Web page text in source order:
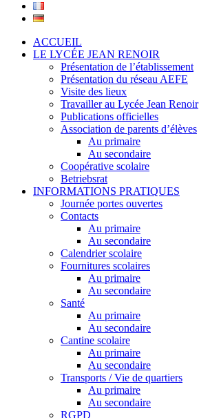
ACCUEIL
LE LYCÉE JEAN RENOIR
Présentation de l’établissement
Présentation du réseau AEFE
Visite des lieux
Travailler au Lycée Jean Renoir
Publications officielles
Association de parents d’élèves
Au primaire
Au secondaire
Coopérative scolaire
Betriebsrat
INFORMATIONS PRATIQUES
Journée portes ouvertes
Contacts
Au primaire
Au secondaire
Calendrier scolaire
Fournitures scolaires
Au primaire
Au secondaire
Santé
Au primaire
Au secondaire
Cantine scolaire
Au primaire
Au secondaire
Transports / Vie de quartiers
Au primaire
Au secondaire
RGPD